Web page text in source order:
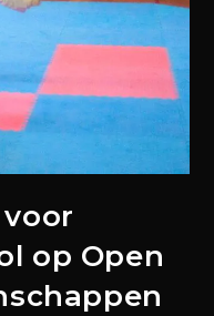
op Open